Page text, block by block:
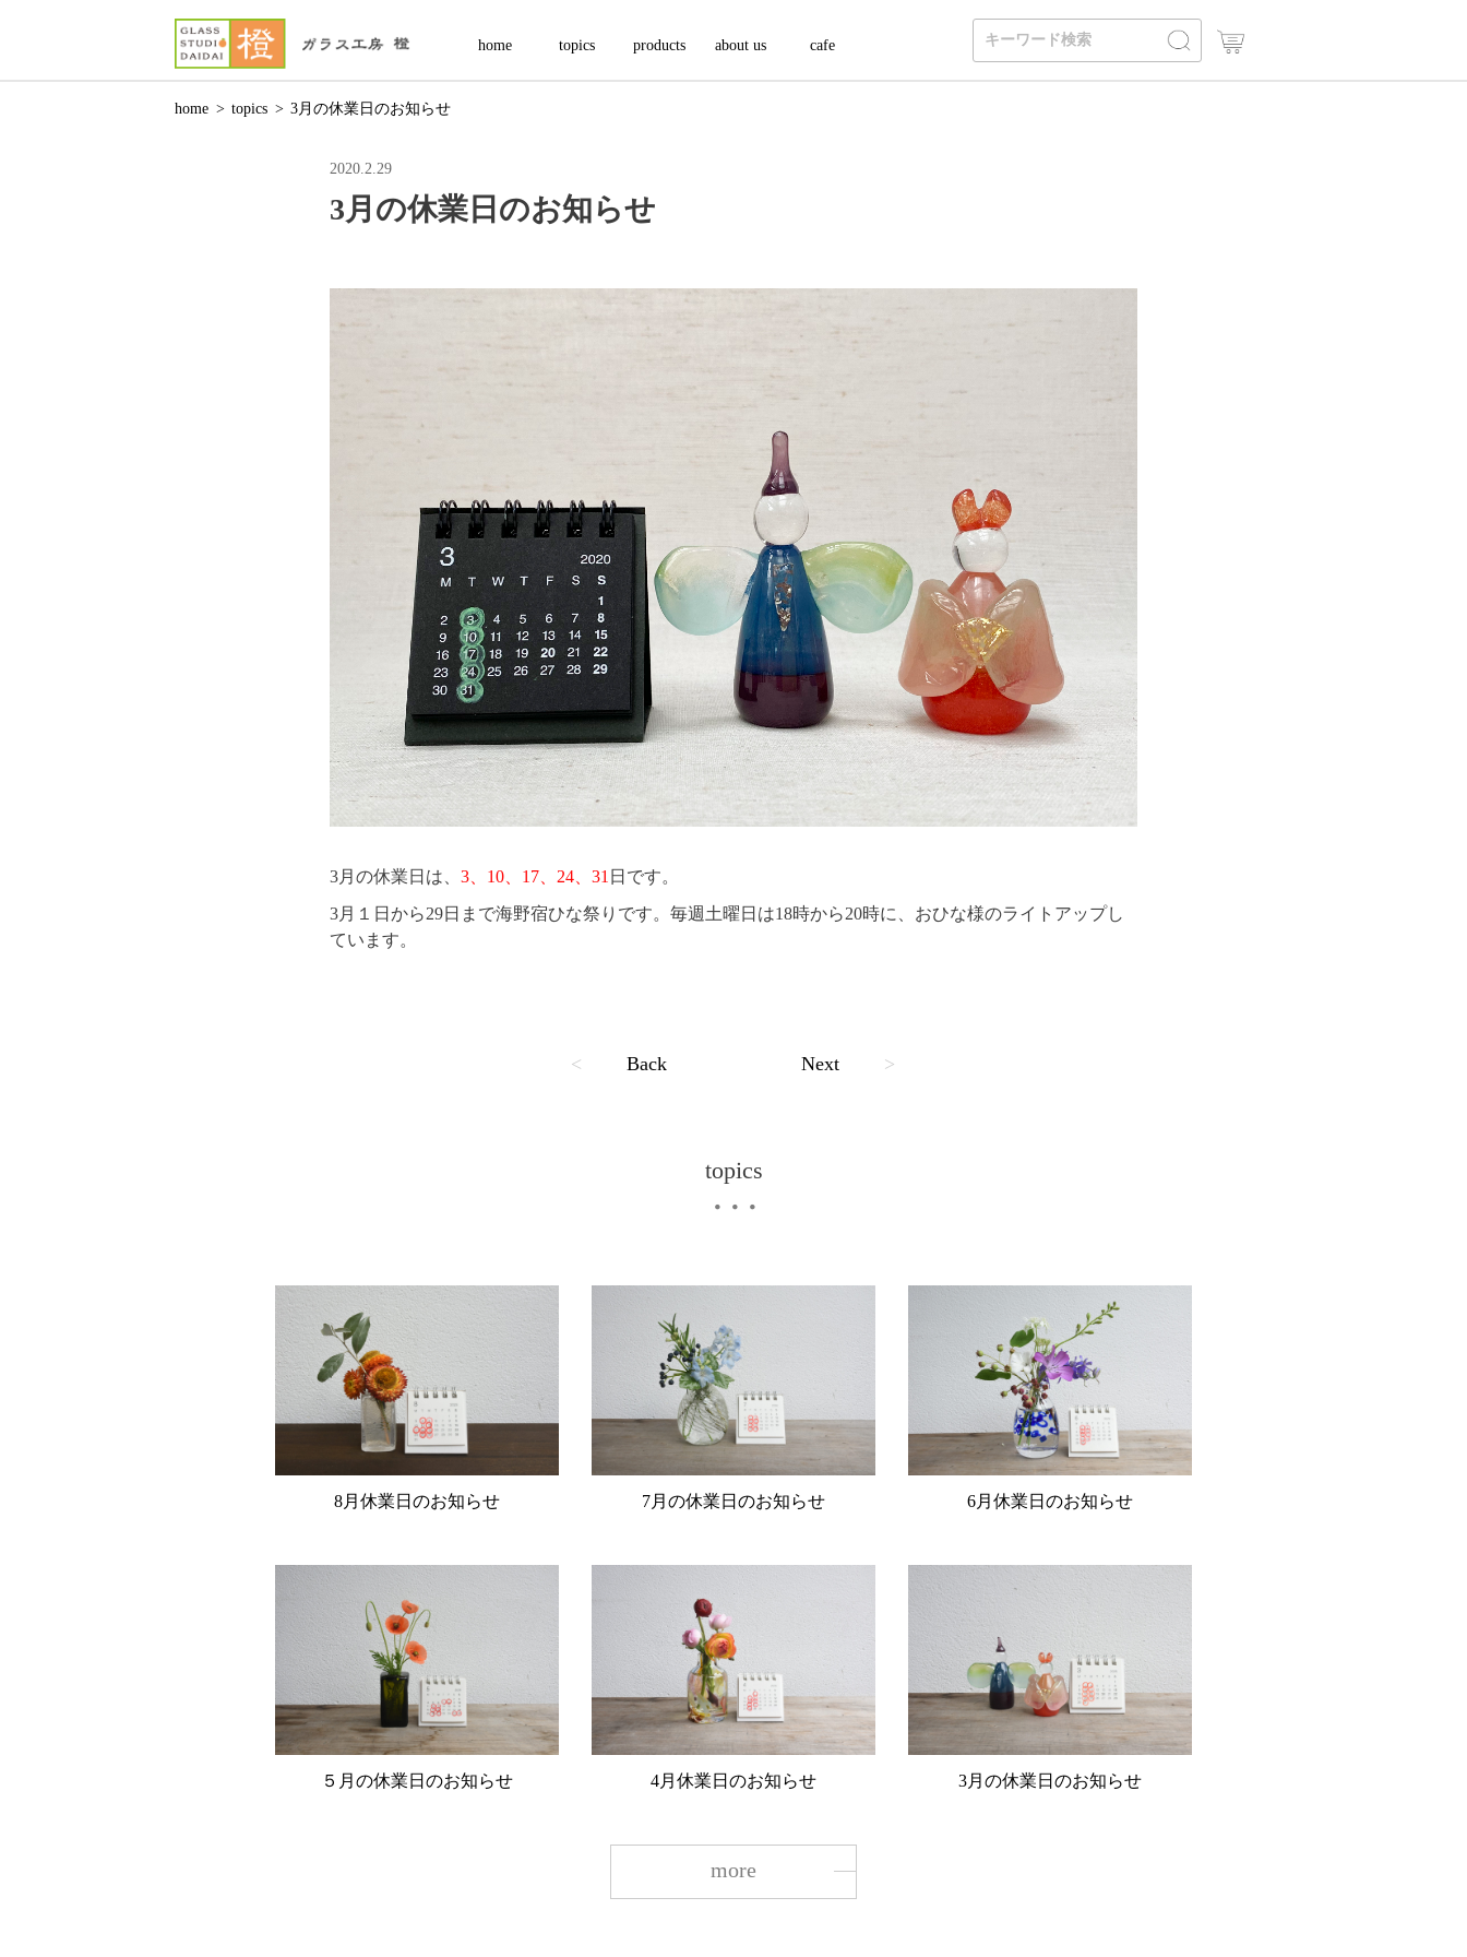
home topics products about us cafe
home > topics > 3月の休業日のお知らせ
2020.2.29
3月の休業日のお知らせ
3月の休業日は、 3、10、17、24、31 日です。
3月１日から29日まで海野宿ひな祭りです。毎週土曜日は18時から20時に、おひな様のライトアップし
ています。
< Back Next >
topics
・・・
8月休業日のお知らせ 7月の休業日のお知らせ 6月休業日のお知らせ
５月の休業日のお知らせ 4月休業日のお知らせ 3月の休業日のお知らせ
more